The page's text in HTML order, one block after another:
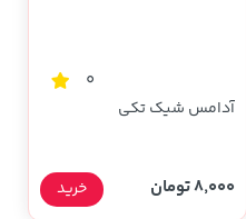
0
آدامس شیک تکی
8,000 تومان خرید